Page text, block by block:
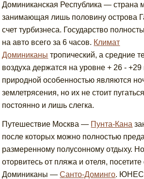
Доминиканская Республика — страна
занимающая лишь половину острова
счет турбизнеса. Государство
на авто всего за 6 часов. Климат
Доминиканы тропический, а средние
воздуха держатся на уровне + 26 -
природной особенностью являются
землетрясения, но их не стоит
постоянно и лишь слегка.
Путешествие Москва — Пунта-Кана
после которых можно полностью
размеренному полусонному отдыху.
оторвитесь от пляжа и отеля,
Доминиканы —Санто-Доминго.